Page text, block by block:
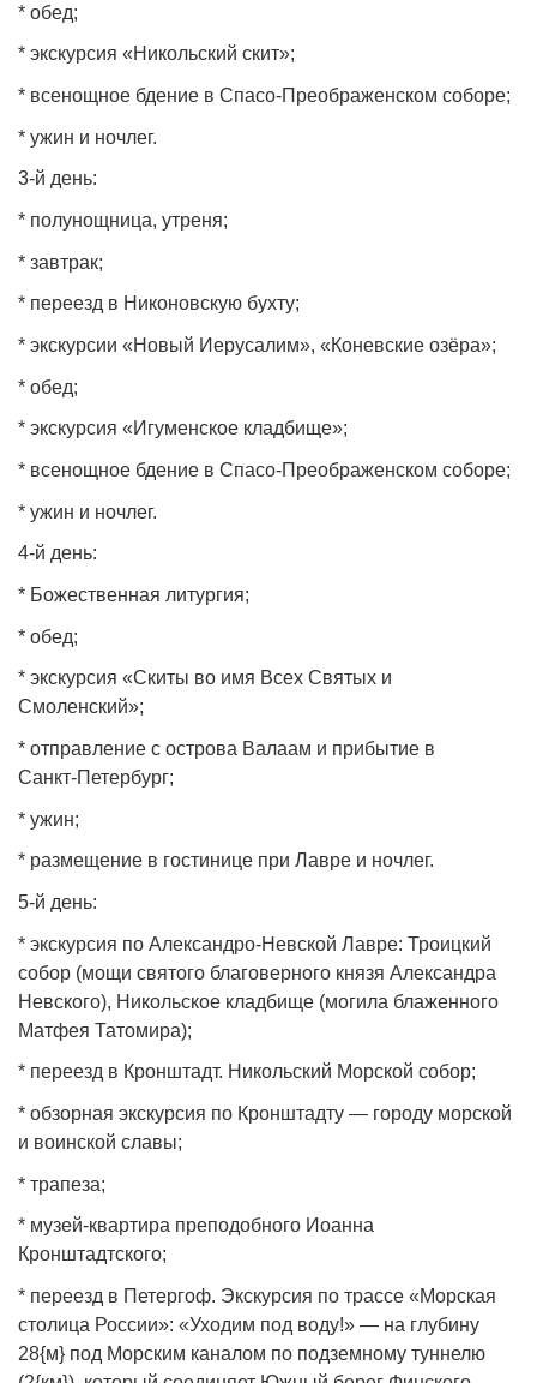
* обед;
* экскурсия «Никольский скит»;
* всенощное бдение в Спасо‑Преображенском соборе;
* ужин и ночлег.
3‑й день:
* полунощница, утреня;
* завтрак;
* переезд в Никоновскую бухту;
* экскурсии «Новый Иерусалим», «Коневские озёра»;
* обед;
* экскурсия «Игуменское кладбище»;
* всенощное бдение в Спасо‑Преображенском соборе;
* ужин и ночлег.
4‑й день:
* Божественная литургия;
* обед;
* экскурсия «Скиты во имя Всех Святых и
Смоленский»;
* отправление с острова Валаам и прибытие в
Санкт‑Петербург;
* ужин;
* размещение в гостинице при Лавре и ночлег.
5‑й день:
* экскурсия по Александро‑Невской Лавре: Троицкий
собор (мощи святого благоверного князя Александра
Невского), Никольское кладбище (могила блаженного
Матфея Татомира);
* переезд в Кронштадт. Никольский Морской собор;
* обзорная экскурсия по Кронштадту — городу морской
и воинской славы;
* трапеза;
* музей‑квартира преподобного Иоанна
Кронштадтского;
* переезд в Петергоф. Экскурсия по трассе «Морская
столица России»: «Уходим под воду!» — на глубину
28{м} под Морским каналом по подземному туннелю